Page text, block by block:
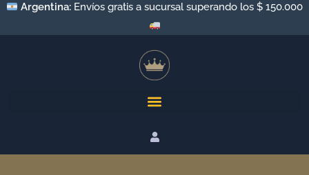
Argentina: Envíos gratis a sucursal superando los $ 150.000